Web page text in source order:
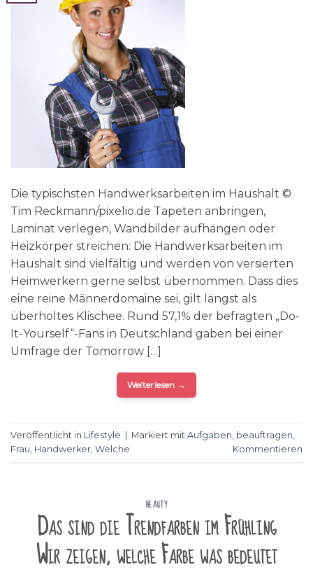
Die typischsten Handwerksarbeiten im Haushalt ©
Tim Reckmann/pixelio.de Tapeten anbringen,
Laminat verlegen, Wandbilder aufhängen oder
Heizkörper streichen: Die Handwerksarbeiten im
Haushalt sind vielfältig und werden von versierten
Heimwerkern gerne selbst übernommen. Dass dies
eine reine Männerdomaine sei, gilt längst als
überholtes Klischee. Rund 57,1% der befragten „Do-
It-Yourself“-Fans in Deutschland gaben bei einer
Umfrage der Tomorrow […]
Weiterlesen →
Veröffentlicht in Lifestyle Markiert mit Aufgaben beauftragen
Frau Handwerker Welche Kommentieren
BEAUTY
Das sind die Trendfarben im Frühling
Wir zeigen, welche Farbe was bedeutet